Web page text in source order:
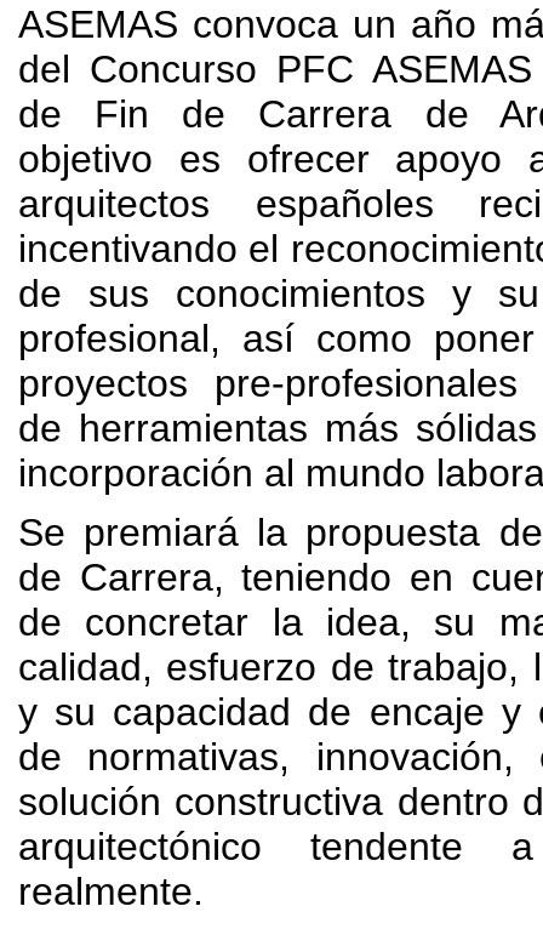
ASEMAS convoca un año
del Concurso PFC
de Fin de Carrera de
objetivo es ofrecer apoyo
arquitectos españoles
incentivando el
de sus conocimientos y
profesional, así como
proyectos pre-
de herramientas más
incorporación al mundo
Se premiará la propuesta
de Carrera,teniendo en
de concretar la idea, su
calidad, esfuerzo de trabajo,
y su capacidad de encaje y
de normativas, innovación,
solución constructiva dentro
arquitectónico tendente
realmente.